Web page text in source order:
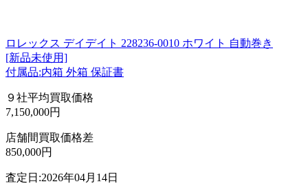
ロレックス デイデイト 228236-0010 ホワイト 自動巻き
[新品未使用]
付属品:内箱 外箱 保証書
９社平均買取価格
7,150,000円
店舗間買取価格差
850,000円
査定日:2026年04月14日